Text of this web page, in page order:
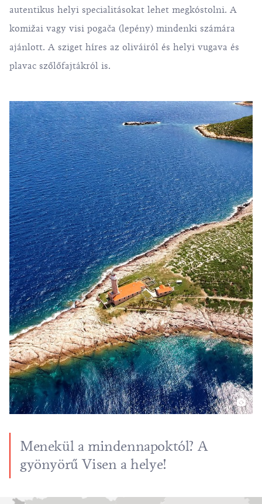
autentikus helyi specialitásokat lehet megkóstolni. A
komižai vagy visi pogača (lepény) mindenki számára
ajánlott. A sziget híres az oliváiról és helyi vugava és
plavac szőlőfajtákról is.
Menekül a mindennapoktól? A
gyönyörű Visen a helye!